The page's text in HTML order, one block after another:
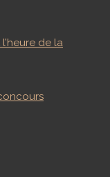
l’heure de la